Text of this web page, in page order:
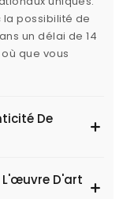
la possibilité de
un délai de 14
que vous
De
L'œuvre D'art